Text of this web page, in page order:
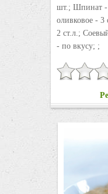
шт.; Шпинат -
оливковое -
2 ст.л.;
- по вкусу; ;